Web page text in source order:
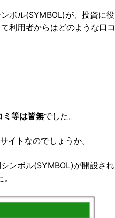
ボル(SYMBOL)が、投資に役
利用者からはどのような口コ
ミ等は皆無でした。
イトなのでしょうか。
ンボル(SYMBOL)が開設され